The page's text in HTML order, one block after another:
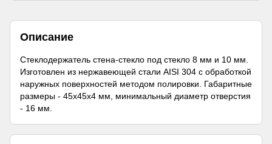
Описание
Стеклодержатель стена-стекло под стекло 8 мм и 10 мм.
Изготовлен из нержавеющей стали AISI 304 с обработкой
наружных поверхностей методом полировки. Габаритные
размеры - 45х45х4 мм, минимальный диаметр отверстия
- 16 мм.